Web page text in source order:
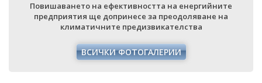
Повишаването на ефективността на енергийните
предприятия ще допринесе за преодоляване на
климатичните предизвикателства
ВСИЧКИ ФОТОГАЛЕРИИ